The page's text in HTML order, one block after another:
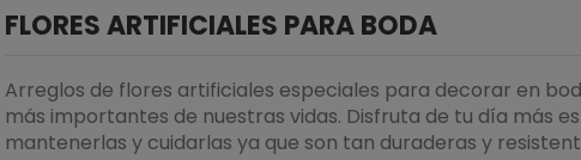
FLORES ARTIFICIALES PARA BODA
Arreglos de flores artificiales especiales para decorar en
más importantes de nuestras vidas. Disfruta de tu día más
mantenerlas y cuidarlas ya que son tan duraderas y